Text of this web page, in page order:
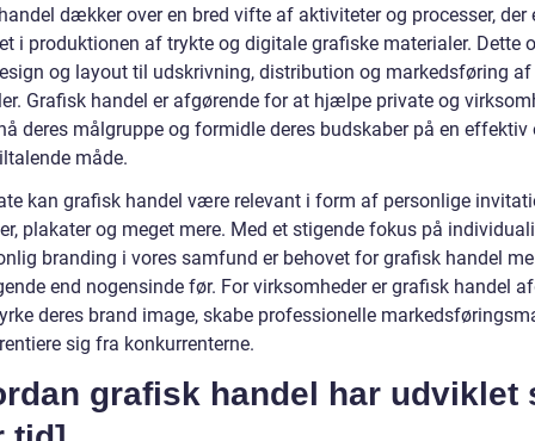
dækker over en bred vifte af aktiviteter og processer, der
i produktionen af trykte og digitale grafiske materialer. Dette
og layout til udskrivning, distribution og markedsføring af
Grafisk handel er afgørende for at hjælpe private og
deres målgruppe og formidle deres budskaber på en effektiv
måde.
kan grafisk handel være relevant i form af personlige
plakater og meget mere. Med et stigende fokus på
branding i vores samfund er behovet for grafisk handel
end nogensinde før. For virksomheder er grafisk handel
deres brand image, skabe professionelle
sig fra konkurrenterne.
grafisk handel har udviklet